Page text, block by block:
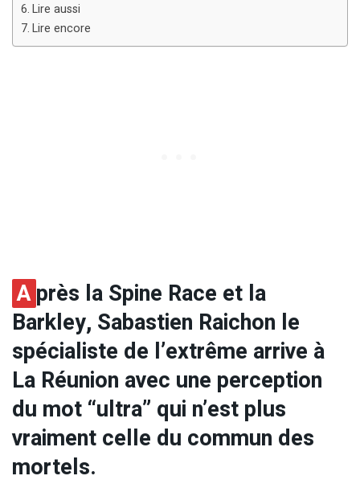
Lire aussi
Lire encore
Après la Spine Race et la
Barkley, Sabastien Raichon le
spécialiste de l’extrême arrive à
La Réunion avec une perception
du mot “ultra” qui n’est plus
vraiment celle du commun des
mortels.